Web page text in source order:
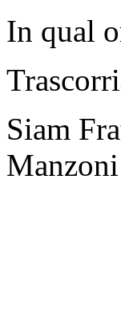
In qual
Siam
Manzoni